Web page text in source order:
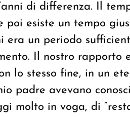
di differenza. Il
poi esiste un tempo
era un periodo
Il nostro rapporto
lo stesso fine, in un
padre avevano
molto in voga, di